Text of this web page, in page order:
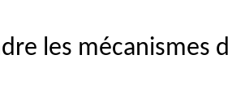
les mécanismes